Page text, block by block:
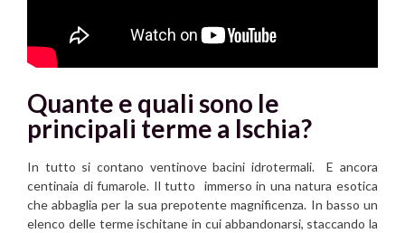
Quante e quali sono le
principali terme a Ischia?
In tutto si contano ventinove bacini idrotermali. E ancora
centinaia di fumarole. Il tutto immerso in una natura esotica
che abbaglia per la sua prepotente magnificenza. In basso un
elenco delle terme ischitane in cui abbandonarsi, staccando la